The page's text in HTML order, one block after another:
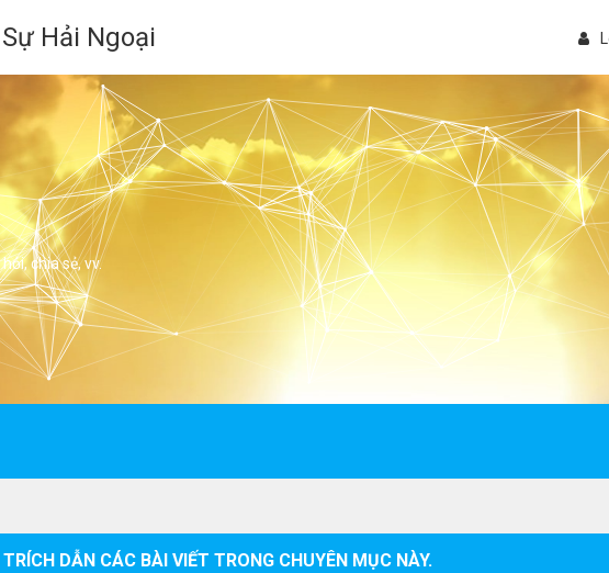
Hải Ngoại
chia sẻ, vv.
DẪN CÁC BÀI VIẾT TRONG CHUYÊN MỤC NÀY.